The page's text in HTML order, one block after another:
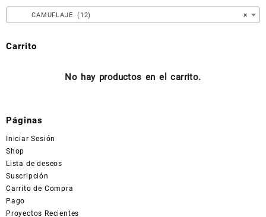
en
la
×
CAMUFLAJE (12)
Carrito
No hay productos en el carrito.
Páginas
Iniciar Sesión
Shop
Lista de deseos
Suscripción
Carrito de Compra
Pago
Proyectos Recientes